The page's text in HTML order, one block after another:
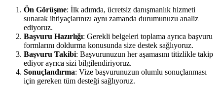
Ön Görüşme: İlk adımda, ücretsiz danışmanlık hizmeti
sunarak ihtiyaçlarınızı aynı zamanda durumunuzu analiz
ediyoruz.
Başvuru Hazırlığı: Gerekli belgeleri toplama ayrıca başvuru
formlarını doldurma konusunda size destek sağlıyoruz.
Başvuru Takibi: Başvurunuzun her aşamasını titizlikle takip
ediyor ayrıca sizi bilgilendiriyoruz.
Sonuçlandırma: Vize başvurunuzun olumlu sonuçlanması
için gereken tüm desteği sağlıyoruz.